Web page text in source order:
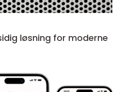
løsning for moderne